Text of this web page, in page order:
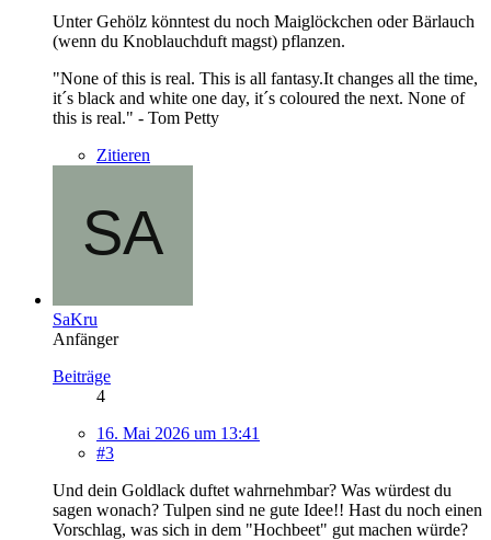
Unter Gehölz könntest du noch Maiglöckchen oder Bärlauch
(wenn du Knoblauchduft magst) pflanzen.
"None of this is real. This is all fantasy.It changes all the time,
it´s black and white one day, it´s coloured the next. None of
this is real." - Tom Petty
Zitieren
SaKru
Anfänger
Beiträge
4
16. Mai 2026 um 13:41
#3
Und dein Goldlack duftet wahrnehmbar? Was würdest du
sagen wonach? Tulpen sind ne gute Idee!! Hast du noch einen
Vorschlag, was sich in dem "Hochbeet" gut machen würde?